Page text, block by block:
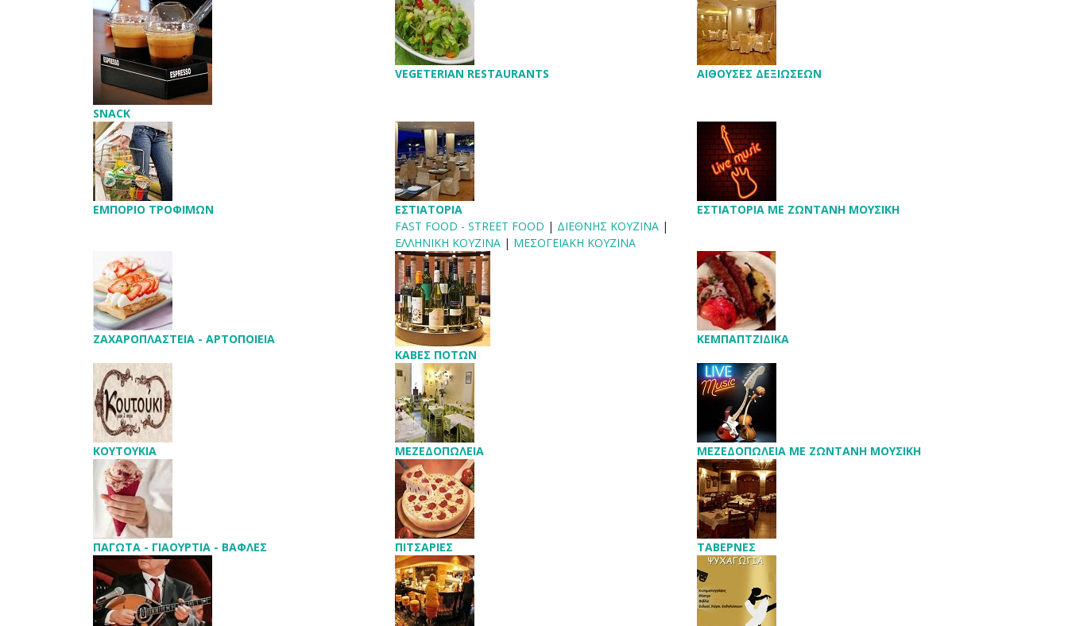
SNACK
VEGETERIAN RESTAURANTS ΑΙΘΟΥΣΕΣ ΔΕΞΙΩΣΕΩΝ
ΕΜΠΟΡΙΟ ΤΡΟΦΙΜΩΝ
ΕΣΤΙΑΤΟΡΙΑ
FAST FOOD - STREET FOOD | ΔΙΕΘΝΗΣ ΚΟΥΖΙΝΑ |
ΕΛΛΗΝΙΚΗ ΚΟΥΖΙΝΑ | ΜΕΣΟΓΕΙΑΚΗ ΚΟΥΖΙΝΑ
ΕΣΤΙΑΤΟΡΙΑ ΜΕ ΖΩΝΤΑΝΗ ΜΟΥΣΙΚΗ
ΖΑΧΑΡΟΠΛΑΣΤΕΙΑ - ΑΡΤΟΠΟΙΕΙΑ
ΚΑΒΕΣ ΠΟΤΩΝ
ΚΕΜΠΑΠΤΖΙΔΙΚΑ
ΚΟΥΤΟΥΚΙΑ ΜΕΖΕΔΟΠΩΛΕΙΑ ΜΕΖΕΔΟΠΩΛΕΙΑ ΜΕ ΖΩΝΤΑΝΗ ΜΟΥΣΙΚΗ
ΠΑΓΩΤΑ - ΓΙΑΟΥΡΤΙΑ - ΒΑΦΛΕΣ ΠΙΤΣΑΡΙΕΣ ΤΑΒΕΡΝΕΣ